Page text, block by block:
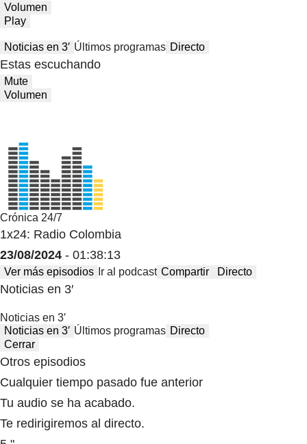
Volumen
Play
Noticias en 3′ Últimos programas Directo
Estas escuchando
Mute
Volumen
Crónica 24/7
1x24: Radio Colombia
23/08/2024 - 01:38:13
Ver más episodios Ir al podcast Compartir Directo
Noticias en 3′
Noticias en 3′
Noticias en 3′ Últimos programas Directo
Cerrar
Otros episodios
Cualquier tiempo pasado fue anterior
Tu audio se ha acabado.
Te redirigiremos al directo.